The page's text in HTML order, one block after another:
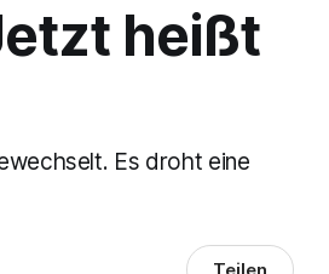
heißt
Es droht eine
Teilen